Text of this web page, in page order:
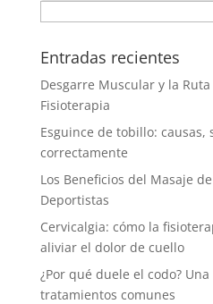
Entradas recientes
Desgarre Muscular y la
Fisioterapia
Esguince de tobillo:
correctamente
Los Beneficios del Masaje
Deportistas
Cervicalgia: cómo la
aliviar el dolor de cuello
¿Por qué duele el codo?
tratamientos comunes